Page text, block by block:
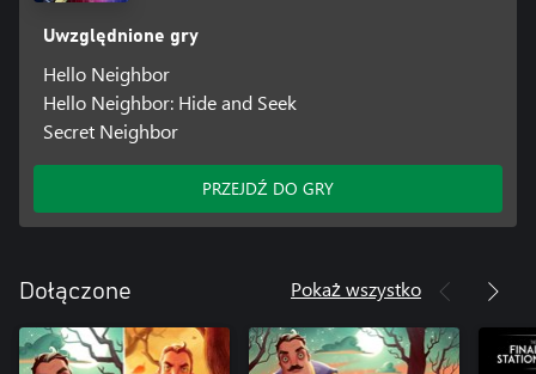
Uwzględnione gry
Hello Neighbor
Hello Neighbor: Hide and Seek
Secret Neighbor
PRZEJDŹ DO GRY
Dołączone Pokaż wszystko